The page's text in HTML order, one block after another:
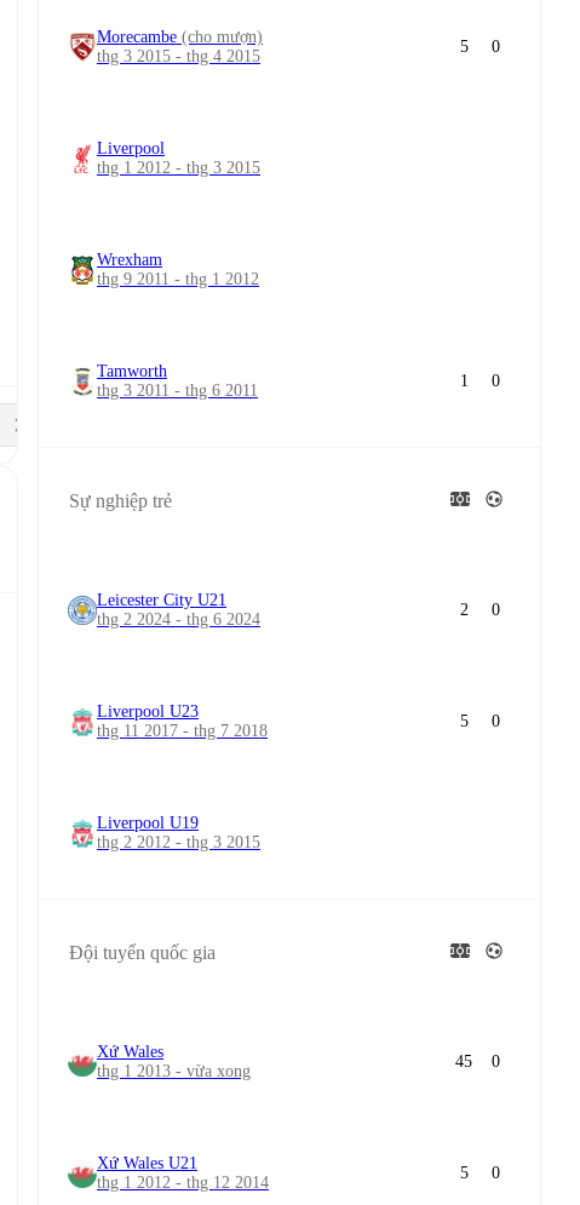
Morecambe (cho mượn)
thg 3 2015 - thg 4 2015
5 0
Liverpool
thg 1 2012 - thg 3 2015
Wrexham
thg 9 2011 - thg 1 2012
Tamworth
thg 3 2011 - thg 6 2011
1 0
Sự nghiệp trẻ
Leicester City U21
thg 2 2024 - thg 6 2024
2 0
Liverpool U23
thg 11 2017 - thg 7 2018
5 0
Liverpool U19
thg 2 2012 - thg 3 2015
Đội tuyển quốc gia
Xứ Wales
thg 1 2013 - vừa xong
45 0
Xứ Wales U21
thg 1 2012 - thg 12 2014
5 0